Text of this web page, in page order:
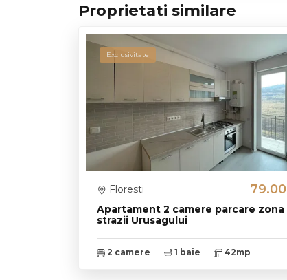
Proprietati similare
Exclusivitate
Apartament 2 camere parcare zona
strazii Urusagului
Floresti
2 camere 1 baie 42mp